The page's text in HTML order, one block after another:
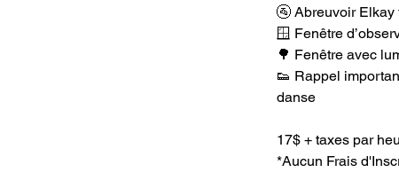
🚰 Abreuvoir Elkay
🪟 Fenêtre
🌳 Fenêtre avec
👟 Rappel
danse
17$ + taxes par
*Aucun Frais